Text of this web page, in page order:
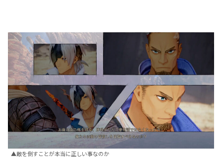
▲敵を倒すことが本当に正しい事なのか